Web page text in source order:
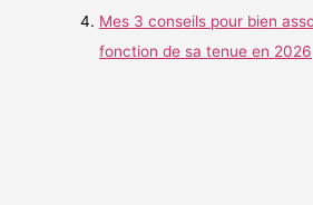
Mes 3 conseils pour bien
fonction de sa tenue en 2026